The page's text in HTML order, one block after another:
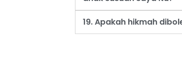
19. Apakah hikmah